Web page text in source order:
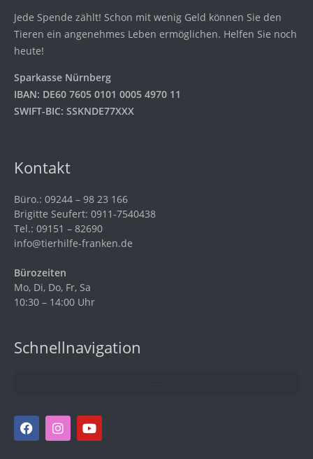
Jede Spende zählt! Schon mit wenig Geld können Sie den
Tieren ein angenehmes Leben ermöglichen. Helfen Sie noch
heute!
Sparkasse Nürnberg
IBAN: DE60 7605 0101 0005 4970 11
SWIFT-BIC: SSKNDE77XXX
Kontakt
Büro.: 09244 – 98 23 166
Brigitte Seufert: 0911-7540438
Tel.: 09151 – 82690
info@tierhilfe-franken.de
Bürozeiten
Mo, Di, Do, Fr, Sa
10:30 – 14:00 Uhr
Schnellnavigation